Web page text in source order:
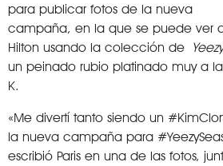
para publicar fotos de la nueva
campaña, en la que se puede ver
Hilton usando la colección de Yeezy
un peinado rubio platinado muy a
K.
«Me divertí tanto siendo un
la nueva campaña para
escribió Paris en una de las fotos,